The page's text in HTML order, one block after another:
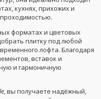
кухнях, прихожих и
форматах и цветовых
плитку под любой
лофта. Благодаря
вставок и
и гармоничную
, вы получаете надёжный,